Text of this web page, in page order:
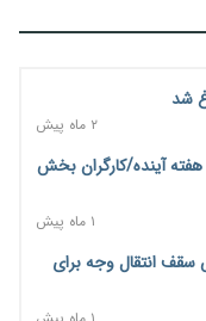
فین‌تک‌ها وارد میدان
تحصیلات تکمیلی
۱ روز پیش
قانونی با هدف
۱ روز پیش
۲ ماه پیش
آینده/کارگران بخش
۱ ماه پیش
سقف انتقال وجه برای